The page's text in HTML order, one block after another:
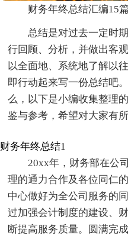
财务年终总结汇编15篇
总结是对过去一定时
行回顾、分析，并做出客
以全面地、系统地了解以
即行动起来写一份总结吧
么，以下是小编收集整理
鉴与参考，希望对大家有所
财务年终总结1
20xx年，财务部在公
理的通力合作及各位同仁
中心做好为全公司服务的
过加强会计制度的建设、
断提高服务质量。圆满完